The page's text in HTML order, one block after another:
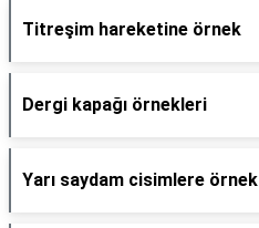
Titreşim hareketine örnek
Dergi kapağı örnekleri
Yarı saydam cisimlere örnek